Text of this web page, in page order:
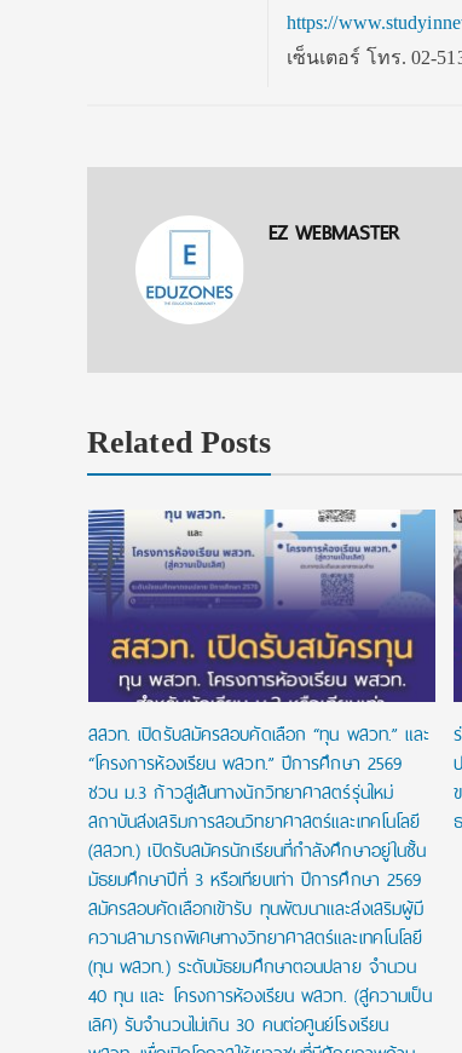
https://
เซ็นเตอร์ โทร. 02-
EZ WEBMASTER
Related Posts
สสวท. เปิดรับสมัครสอบคัดเลือก “ทุน พสวท.” และ
“โครงการห้องเรียน พสวท.” ปีการศึกษา 2569
ชวน ม.3 ก้าวสู่เส้นทางนักวิทยาศาสตร์รุ่นใหม่
สถาบันส่งเสริมการสอนวิทยาศาสตร์และเทคโนโลยี
(สสวท.) เปิดรับสมัครนักเรียนที่กำลังศึกษาอยู่ในชั้น
มัธยมศึกษาปีที่ 3 หรือเทียบเท่า ปีการศึกษา 2569
สมัครสอบคัดเลือกเข้ารับ ทุนพัฒนาและส่งเสริมผู้มี
ความสามารถพิเศษทางวิทยาศาสตร์และเทคโนโลยี
(ทุน พสวท.) ระดับมัธยมศึกษาตอนปลาย จำนวน
40 ทุน และ โครงการห้องเรียน พสวท. (สู่ความเป็น
เลิศ) รับจำนวนไม่เกิน 30 คนต่อศูนย์โรงเรียน